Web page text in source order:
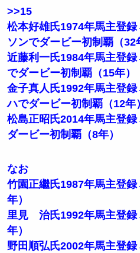
>>15
松本好雄氏1974年馬主登
ソンでダービー初制覇（32
近藤利一氏1984年馬主登
でダービー初制覇（15年）
金子真人氏1992年馬主登
ハでダービー初制覇（12年）
松島正昭氏2014年馬主登
ダービー初制覇（8年）
なお
竹園正繼氏1987年馬主登
年）
里見 治氏1992年馬主登
年）
野田順弘氏2002年馬主登